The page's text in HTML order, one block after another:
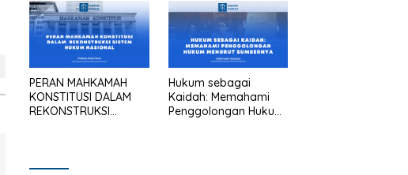
Pengadilan Maupun
Kantor Hukum
PERAN MAHKAMAH
KONSTITUSI DALAM
REKONSTRUKSI
Hukum sebagai
Kaidah: Memahami
Penggolongan Hukum